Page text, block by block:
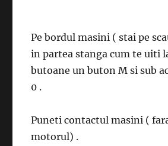
Pe bordul masini ( stai pe
in partea stanga cum te uiti
butoane un buton M si sub
0 .
Puneti contactul masini (
motorul) .